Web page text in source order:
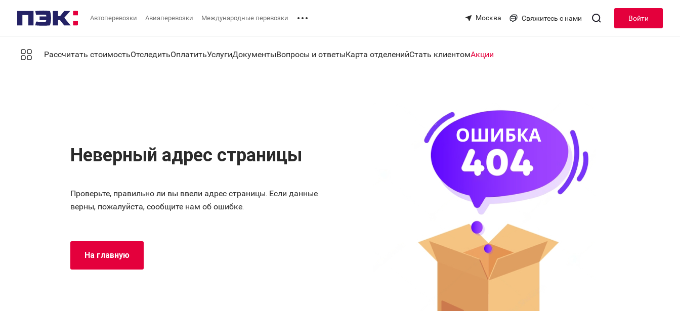
Автоперевозки Авиаперевозки Международные перевозки Москва Свяжитесь с нами Войти
Рассчитать стоимостьОтследитьОплатитьУслугиДокументыВопросы и ответыКарта отделенийСтать клиентомАкции
Неверный адрес страницы
Проверьте, правильно ли вы ввели адрес страницы. Если данные
верны, пожалуйста, сообщите нам об ошибке.
На главную